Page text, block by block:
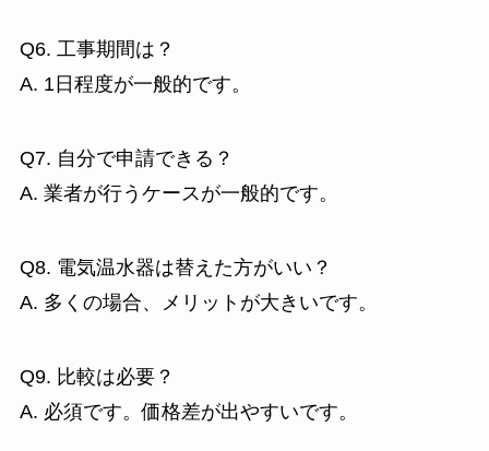
Q6. 工事期間は？
A. 1日程度が一般的です。
Q7. 自分で申請できる？
A. 業者が行うケースが一般的です。
Q8. 電気温水器は替えた方がいい？
A. 多くの場合、メリットが大きいです。
Q9. 比較は必要？
A. 必須です。価格差が出やすいです。